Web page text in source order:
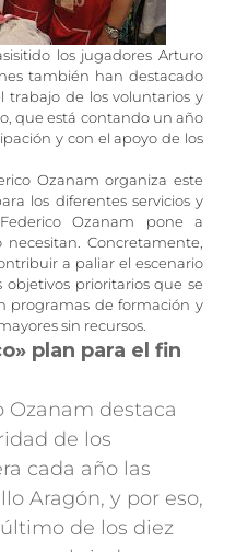
los jugadores Arturo
también han destacado
trabajo de los voluntarios y
que está contando un año
y con el apoyo de los
Ozanam organiza este
los diferentes servicios y
Ozanam pone a
Concretamente,
a paliar el escenario
prioritarios que se
programas de formación y
sin recursos.
plan para el fin
Ozanam destaca
de los
cada año las
Aragón, y por eso,
de los diez